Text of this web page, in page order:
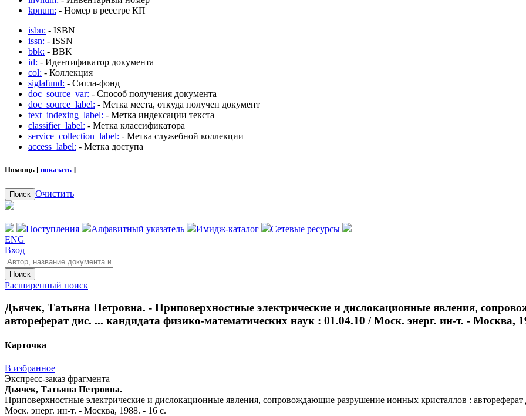
kpnum: - Номер в реестре КП
isbn: - ISBN
issn: - ISSN
bbk: - BBK
id: - Идентификатор документа
col: - Коллекция
siglafund: - Сигла-фонд
doc_source_var: - Способ получения документа
doc_source_label: - Метка места, откуда получен документ
text_indexing_label: - Метка индексации текста
classifier_label: - Метка классификатора
service_collection_label: - Метка служебной коллекции
access_label: - Метка доступа
Помощь [ показать ]
Поиск Очистить
Поступления Алфавитный указатель Имидж-каталог
Сетевые ресурсы
ENG
Вход
Поиск
Расширенный поиск
Дьячек, Татьяна Петровна. - Приповерхностные электрические и дислокационные явления,
автореферат дис. ... кандидата физико-математических наук : 01.04.10 / Моск. энерг. ин-т. - Москва,
Карточка
В избранное
Экспресс-заказ фрагмента
Дьячек, Татьяна Петровна.
Приповерхностные электрические и дислокационные явления, сопровождающие разрушение ионных кристаллов : автореферат
Моск. энерг. ин-т. - Москва, 1988. - 16 с.